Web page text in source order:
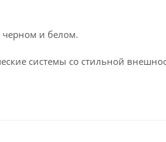
черном и белом.
системы со стильной